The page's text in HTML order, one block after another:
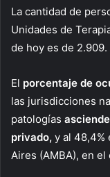
La cantidad de
Unidades de
de hoy es de 2.909.
El porcentaje de
las jurisdicciones
patologías
privado, y al 48,4%
Aires (AMBA), en